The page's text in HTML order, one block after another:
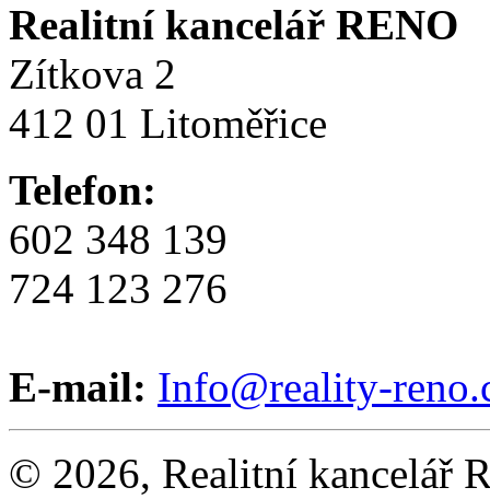
Realitní kancelář RENO
Zítkova 2
412 01 Litoměřice
Telefon:
602 348 139
724 123 276
E-mail: Info@reality-
© 2026, Realitní kancelář